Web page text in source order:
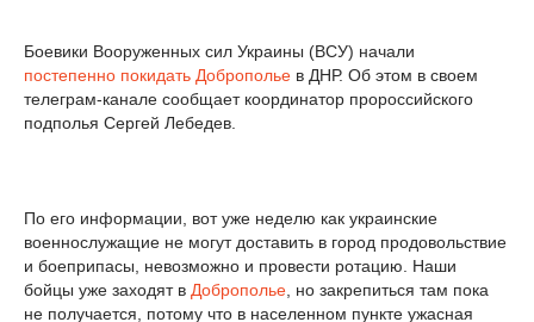
Боевики Вооруженных сил Украины (ВСУ) начали
постепенно покидать Доброполье в ДНР. Об этом в своем
телеграм-канале сообщает координатор пророссийского
подполья Сергей Лебедев.
По его информации, вот уже неделю как украинские
военнослужащие не могут доставить в город продовольствие
и боеприпасы, невозможно и провести ротацию. Наши
бойцы уже заходят в Доброполье , но закрепиться там пока
не получается, потому что в населенном пункте ужасная